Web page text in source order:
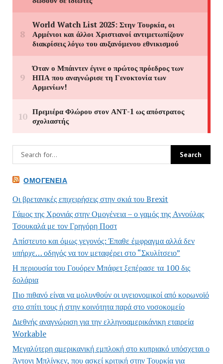
ΟΜΟΓΈΝΕΙΑ
Οι βρετανικές επιχειρήσεις στην σκιά του Brexit
Γάμος της Χρονιάς στην Ομογένεια – ο γαμός της Αννούλας
Τσουκαλά με τον Γρηγόρη Ποστ
Απίστευτο και όμως γεγονός: Έπαθε έμφραγμα αλλά δεν
υπήρχε… οδηγός να τον μεταφέρει στο “Σκυλίτσειο”
Η περιουσία του Γουόρεν Μπάφετ ξεπέρασε τα 100 δις
δολάρια
Πιο πιθανό είναι να μολυνθούν οι υγειονομικοί από κορωνοϊό
στο σπίτι τους ή στην κοινότητα παρά στο νοσοκομείο
Διεθνής αναγνώριση για την ελληνοαμερικάνικη εταιρεία
Workable
Μεγαλύτερη αμερικανική εμπλοκή στο κυπριακό υπόσχεται ο
Άντονι Μπλίνκεν, που ασκεί κριτική στην Τουρκία για